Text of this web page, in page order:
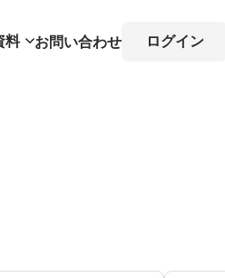
料 お問い合わせ ログイン